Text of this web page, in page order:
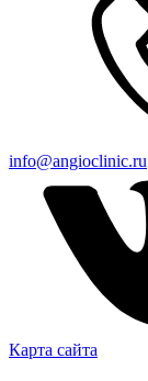
info@angioclinic.ru
Карта сайта